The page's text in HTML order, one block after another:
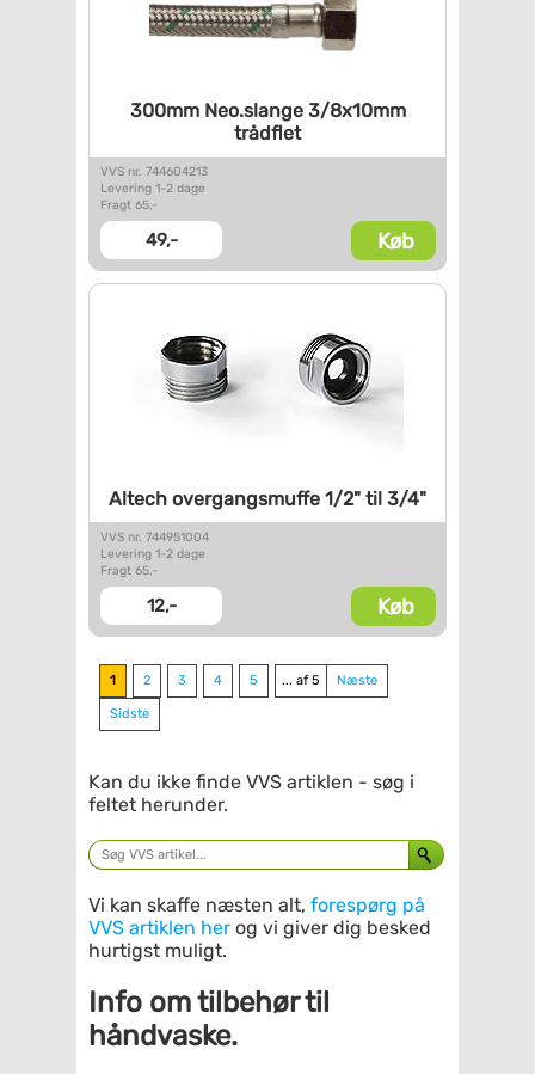
300mm Neo.slange 3/8x10mm
trådflet
VVS nr. 744604213
Levering 1-2 dage
Fragt 65,-
49,- Køb
Altech overgangsmuffe 1/2" til 3/4"
VVS nr. 744951004
Levering 1-2 dage
Fragt 65,-
12,- Køb
1 2 3 4 5 ... af 5 Næste
Sidste
Kan du ikke finde VVS artiklen - søg i
feltet herunder.
Vi kan skaffe næsten alt, forespørg på
VVS artiklen her og vi giver dig besked
hurtigst muligt.
Info om tilbehør til
håndvaske.